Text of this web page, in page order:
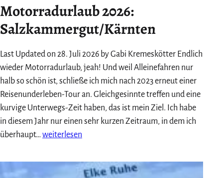
Motorradurlaub 2026:
Salzkammergut/Kärnten
Last Updated on 28. Juli 2026 by Gabi Kremeskötter Endlich
wieder Motorradurlaub, jeah! Und weil Alleinefahren nur
halb so schön ist, schließe ich mich nach 2023 erneut einer
Reisenunderleben-Tour an. Gleichgesinnte treffen und eine
kurvige Unterwegs-Zeit haben, das ist mein Ziel. Ich habe
in diesem Jahr nur einen sehr kurzen Zeitraum, in dem ich
überhaupt… Motorradurlaub
Salzkammergut/Kärnten
weiterlesen